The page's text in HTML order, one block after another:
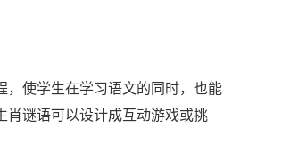
，使学生在学习语文的同时，也能
肖谜语可以设计成互动游戏或挑